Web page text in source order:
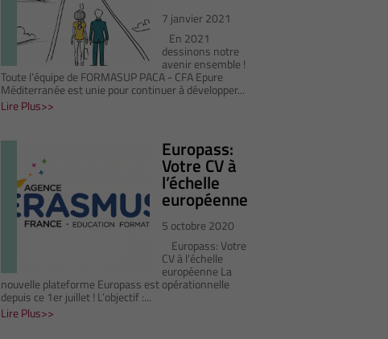
7 janvier 2021
En 2021
dessinons notre
avenir ensemble !
Toute l’équipe de FORMASUP PACA - CFA Epure
Méditerranée est unie pour continuer à développer...
Lire Plus
Europass:
Votre CV à
l’échelle
européenne
5 octobre 2020
Europass: Votre
CV à l'échelle
européenne La
nouvelle plateforme Europass est opérationnelle
depuis ce 1er juillet ! L’objectif :...
Lire Plus